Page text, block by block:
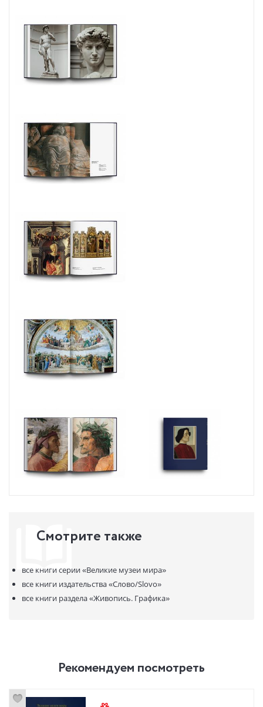
Смотрите также
все книги серии«Великие музеи мира»
все книги издательства«Слово/Slovo»
все книги раздела«Живопись. Графика»
Рекомендуем посмотреть